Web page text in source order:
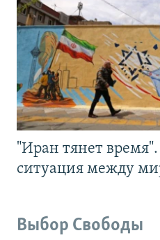
"Иран тянет время".
ситуация между
Выбор Свободы